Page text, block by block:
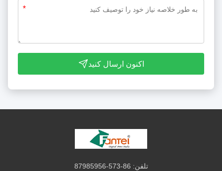
*
اکنون ارسال کنید
تلفن: 86-573-87985956